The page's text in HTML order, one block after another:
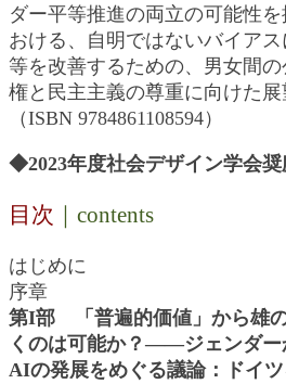
ダー平等推進の両立の可能性
おける、自明ではないバイア
等を改善するための、男女間
権と民主主義の尊重に向けた展
（ISBN 9784861108594）
◆2023年度社会デザイン学会
目次 ｜contents
はじめに
序章
第I部 「普遍的価値」から雄
くのは可能か？――ジェンダー
AIの発展をめぐる議論：ドイ